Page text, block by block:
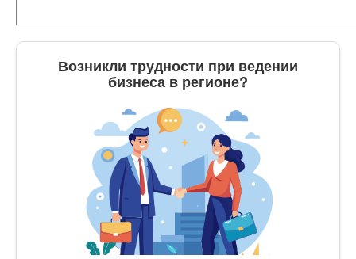
Возникли трудности при ведении
бизнеса в регионе?